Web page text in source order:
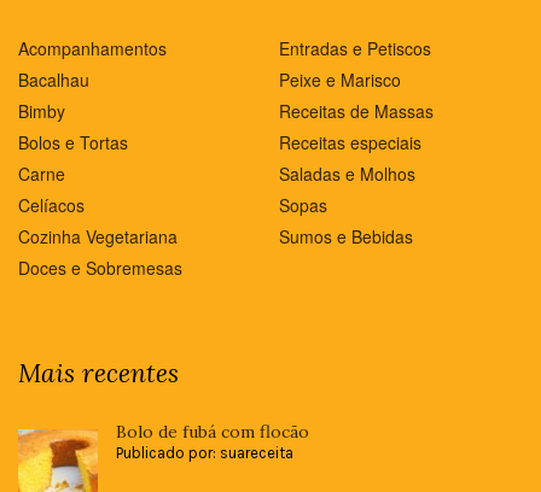
Acompanhamentos
Bacalhau
Bimby
Bolos e Tortas
Carne
Celíacos
Cozinha Vegetariana
Doces e Sobremesas
Entradas e Petiscos
Peixe e Marisco
Receitas de Massas
Receitas especiais
Saladas e Molhos
Sopas
Sumos e Bebidas
Mais recentes
Bolo de fubá com flocão
Publicado por: suareceita